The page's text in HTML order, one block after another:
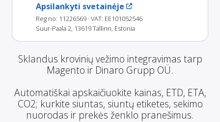
Apsilankyti svetainėje
Reg no: 11226569 · VAT: EE101052546
Suur-Paala 2, 13619 Tallinn, Estonia
Sklandus krovinių vežimo integravimas tarp
Magento ir Dinaro Grupp OÜ.
Automatiškai apskaičiuokite kainas, ETD, ETA,
CO2; kurkite siuntas, siuntų etiketes, sekimo
nuorodas ir prekės ženklo pranešimus.